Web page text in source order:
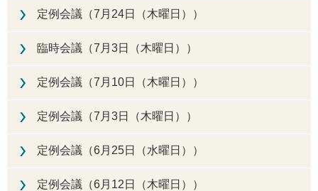
定例会議（7月24日（木曜日））
臨時会議（7月3日（木曜日））
定例会議（7月10日（木曜日））
定例会議（7月3日（木曜日））
定例会議（6月25日（水曜日））
定例会議（6月12日（木曜日））